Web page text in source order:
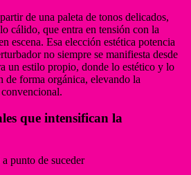
de una paleta de tonos delicados,
cálido, que entra en tensión con la
escena. Esa elección estética potencia
no siempre se manifiesta desde
un estilo propio, donde lo estético y lo
de forma orgánica, elevando la
que intensifican la